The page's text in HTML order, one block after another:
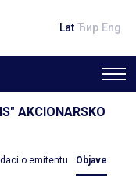
Lat Ћир Eng
AKCIONARSKO
o emitentu Objave